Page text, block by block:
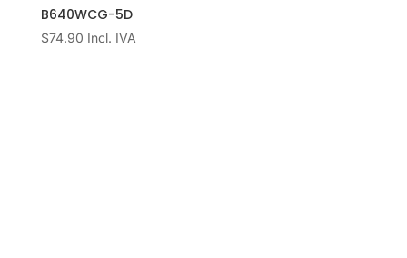
B640WCG-5D
$74.90 Incl. IVA